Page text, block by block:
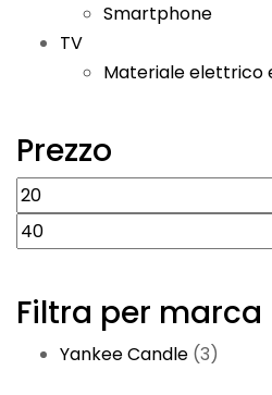
Smartphone
TV
Materiale elettrico
Prezzo
Prezzo
Min
Filtra per marca
Yankee Candle (3)